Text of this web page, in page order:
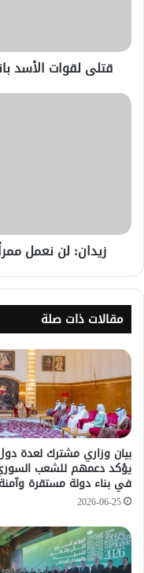
قتلى لقوات الأسد
زيدان: لن نعمل
مقالات ذات صلة
بيان وزاري مشترك لعدة
يؤكد دعمهم للشعب
في بناء دولة مستقرة
2026-06-25